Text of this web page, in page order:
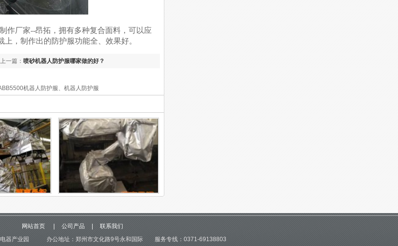
制作厂家--昂拓，拥有多种复合面料，可以应
，制作出的防护服功能全、效果好。
上一篇： 喷砂机器人防护服哪家做的好？
机器人防护服、机器人防护服
服，保
服，保
品质量
机器人隔热防护罩的防护效
果体...
机器人隔热防护罩的防护效
热防护罩是工业机器人防护
服的一种，使用它来保护机
网站首页 公司产品
联系我们
电器产业园 办公地址：郑州市文化路9号永和国际 服务专线：0371-69138803